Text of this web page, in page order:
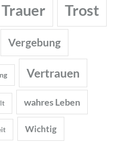
Trauer Trost
Vergebung
Vertrauen
wahres Leben
Wichtig